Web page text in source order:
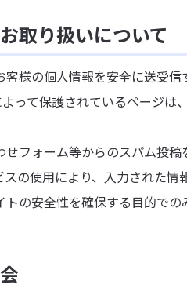
取り扱いについて
客様の個人情報を安全に送受
って保護されているページ
せフォーム等からのスパム投
スの使用により、入力された
の安全性を確保する目的で